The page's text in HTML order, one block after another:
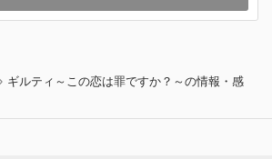
ギルティ～この恋は罪ですか？～の情報・感